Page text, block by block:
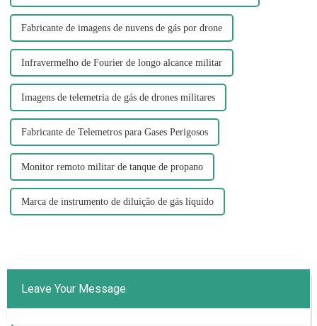
Fabricante de imagens de nuvens de gás por drone
Infravermelho de Fourier de longo alcance militar
Imagens de telemetria de gás de drones militares
Fabricante de Telemetros para Gases Perigosos
Monitor remoto militar de tanque de propano
Marca de instrumento de diluição de gás líquido
Leave Your Message